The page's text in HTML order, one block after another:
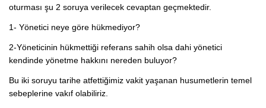
oturması şu 2 soruya verilecek cevaptan geçmektedir.
1- Yönetici neye göre hükmediyor?
2-Yöneticinin hükmettiği referans sahih olsa dahi yönetici
kendinde yönetme hakkını nereden buluyor?
Bu iki soruyu tarihe atfettiğimiz vakit yaşanan husumetlerin temel
sebeplerine vakıf olabiliriz.